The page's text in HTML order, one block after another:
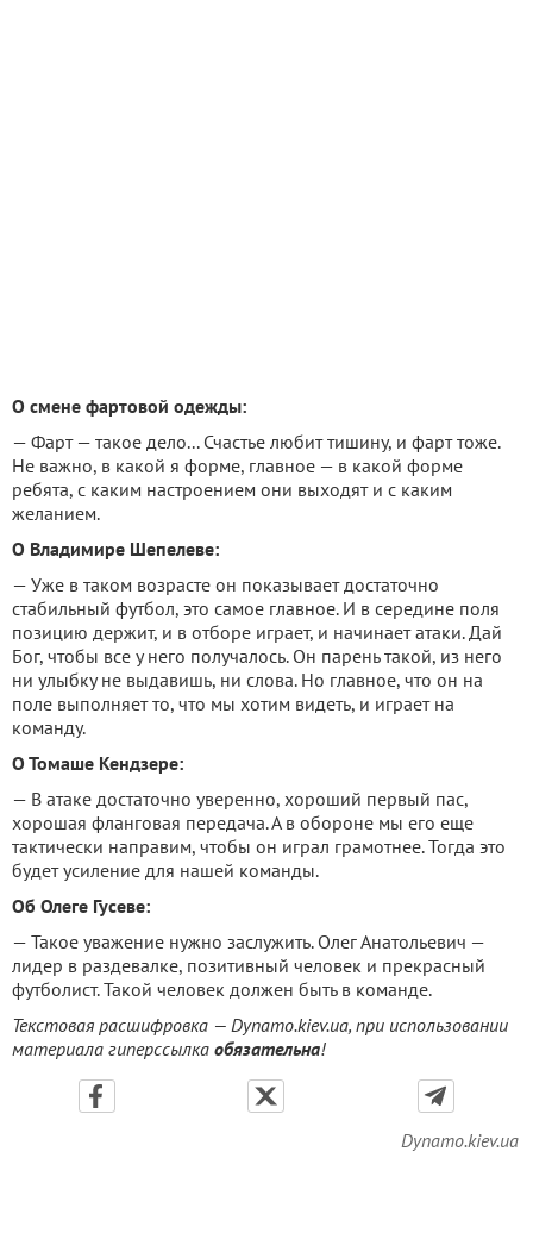
О смене фартовой одежды:
— Фарт — такое дело... Счастье любит тишину, и фарт тоже.
Не важно, в какой я форме, главное — в какой форме
ребята, с каким настроением они выходят и с каким
желанием.
О Владимире Шепелеве:
— Уже в таком возрасте он показывает достаточно
стабильный футбол, это самое главное. И в середине поля
позицию держит, и в отборе играет, и начинает атаки. Дай
Бог, чтобы все у него получалось. Он парень такой, из него
ни улыбку не выдавишь, ни слова. Но главное, что он на
поле выполняет то, что мы хотим видеть, и играет на
команду.
О Томаше Кендзере:
— В атаке достаточно уверенно, хороший первый пас,
хорошая фланговая передача. А в обороне мы его еще
тактически направим, чтобы он играл грамотнее. Тогда это
будет усиление для нашей команды.
Об Олеге Гусеве:
— Такое уважение нужно заслужить. Олег Анатольевич —
лидер в раздевалке, позитивный человек и прекрасный
футболист. Такой человек должен быть в команде.
Текстовая расшифровка — Dynamo.kiev.ua, при использовании
материала гиперссылка обязательна!
Dynamo.kiev.ua